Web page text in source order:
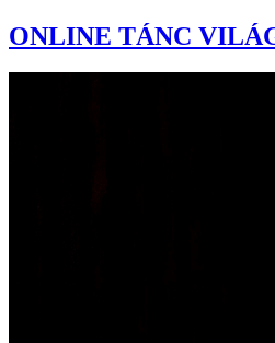
ONLINE TÁNC